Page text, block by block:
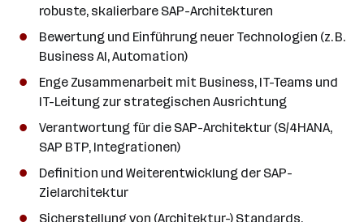
h
robuste, skalierbare SAP-Architekturen
Bewertung und Einführung neuer Technologien (z. B.
Business AI, Automation)
Enge Zusammenarbeit mit Business, IT-Teams und
IT-Leitung zur strategischen Ausrichtung
Verantwortung für die SAP-Architektur (S/4HANA,
SAP BTP, Integrationen)
Definition und Weiterentwicklung der SAP-
Zielarchitektur
Sicherstellung von (Architektur-) Standards,